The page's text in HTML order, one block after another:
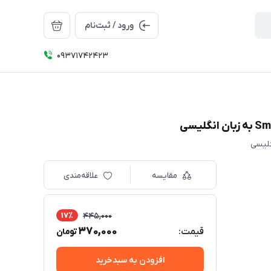
ورود / ثبت‌نام
09371742423
مقایسه علاقه‌مندی
قیمت:
445,000 17٪
370,000تومان
افزودن به سبدخرید